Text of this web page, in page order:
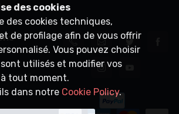
agréé
des cookies
des cookies techniques,
de profilage afin de vous offrir
Vous pouvez choisir
utilisés et modifier vos
tout moment.
dans notre Cookie Policy.